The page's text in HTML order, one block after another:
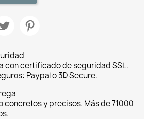
con certificado de seguridad SSL.
Paypal o 3D Secure.
concretos y precisos. Más de 71000